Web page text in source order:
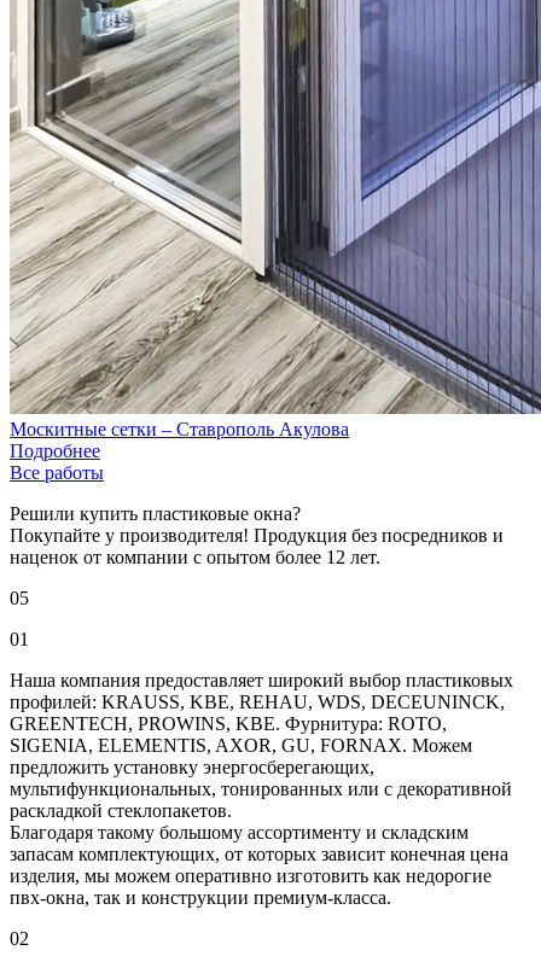
Москитные сетки – Ставрополь Акулова
Подробнее
Все работы
Решили купить пластиковые окна?
Покупайте у производителя! Продукция без посредников и
наценок от компании с опытом более 12 лет.
05
01
Наша компания предоставляет широкий выбор пластиковых
профилей: KRAUSS, KBE, REHAU, WDS, DECEUNINCK,
GREENTECH, PROWINS, KBE. Фурнитура: ROTO,
SIGENIA, ELEMENTIS, AXOR, GU, FORNAX. Можем
предложить установку энергосберегающих,
мультифункциональных, тонированных или с декоративной
раскладкой стеклопакетов.
Благодаря такому большому ассортименту и складским
запасам комплектующих, от которых зависит конечная цена
изделия, мы можем оперативно изготовить как недорогие
пвх-окна, так и конструкции премиум-класса.
02